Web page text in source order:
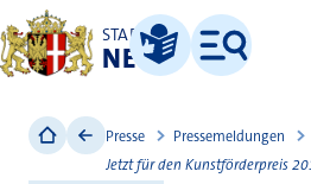
STADT
NEUSS
Leichte Sprache
Menü
Presse
Pressemeldungen
Jetzt für den Kunstförderpreis